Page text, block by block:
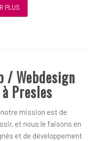
PLUS
/ Webdesign
Presles
notre mission est de
et nous le faisons en
et de développement